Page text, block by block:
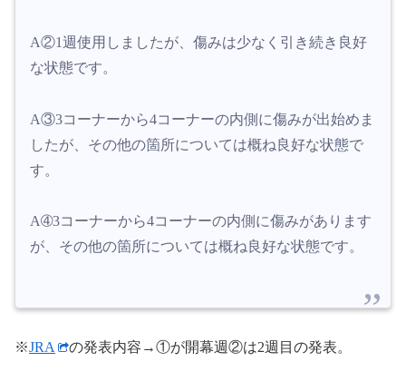
A②1週使用しましたが、傷みは少なく引き続き良好
な状態です。
A③3コーナーから4コーナーの内側に傷みが出始めま
したが、その他の箇所については概ね良好な状態で
す。
A➃3コーナーから4コーナーの内側に傷みがあります
が、その他の箇所については概ね良好な状態です。
※JRA の発表内容→①が開幕週②は2週目の発表。